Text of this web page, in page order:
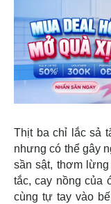
Thịt ba chỉ lắc sả
nhưng có thể gây
sần sật, thơm
tắc, cay nồng của
cùng tự tay vào